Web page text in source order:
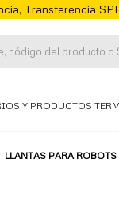
Transferencia
Y PRODUCTOS
LLANTAS PARA ROBOTS